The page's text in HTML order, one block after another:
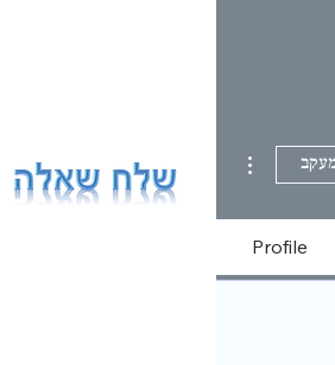
Profile